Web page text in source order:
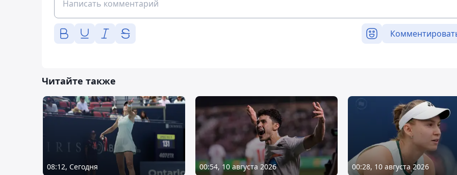
Читайте также
08:12, Сегодня 00:54, 10 августа 2026 00:28, 10 августа 2026